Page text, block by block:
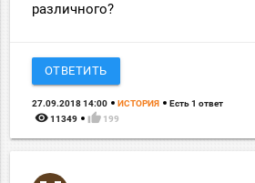
различного?
ОТВЕТИТЬ
27.09.2018 14:00 ИСТОРИЯ Есть 1 ответ
remove_red_eye 11349 thumb_up 199